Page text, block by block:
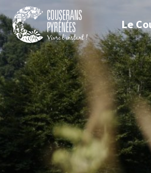
Couserans
Pyrénées
le
menu
Le